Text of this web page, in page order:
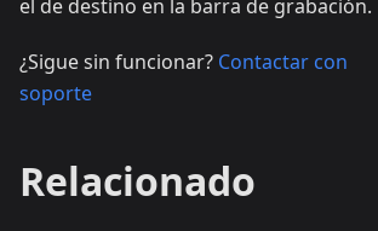
el de destino en la barra de grabación.
¿Sigue sin funcionar? Contactar con
soporte
Relacionado